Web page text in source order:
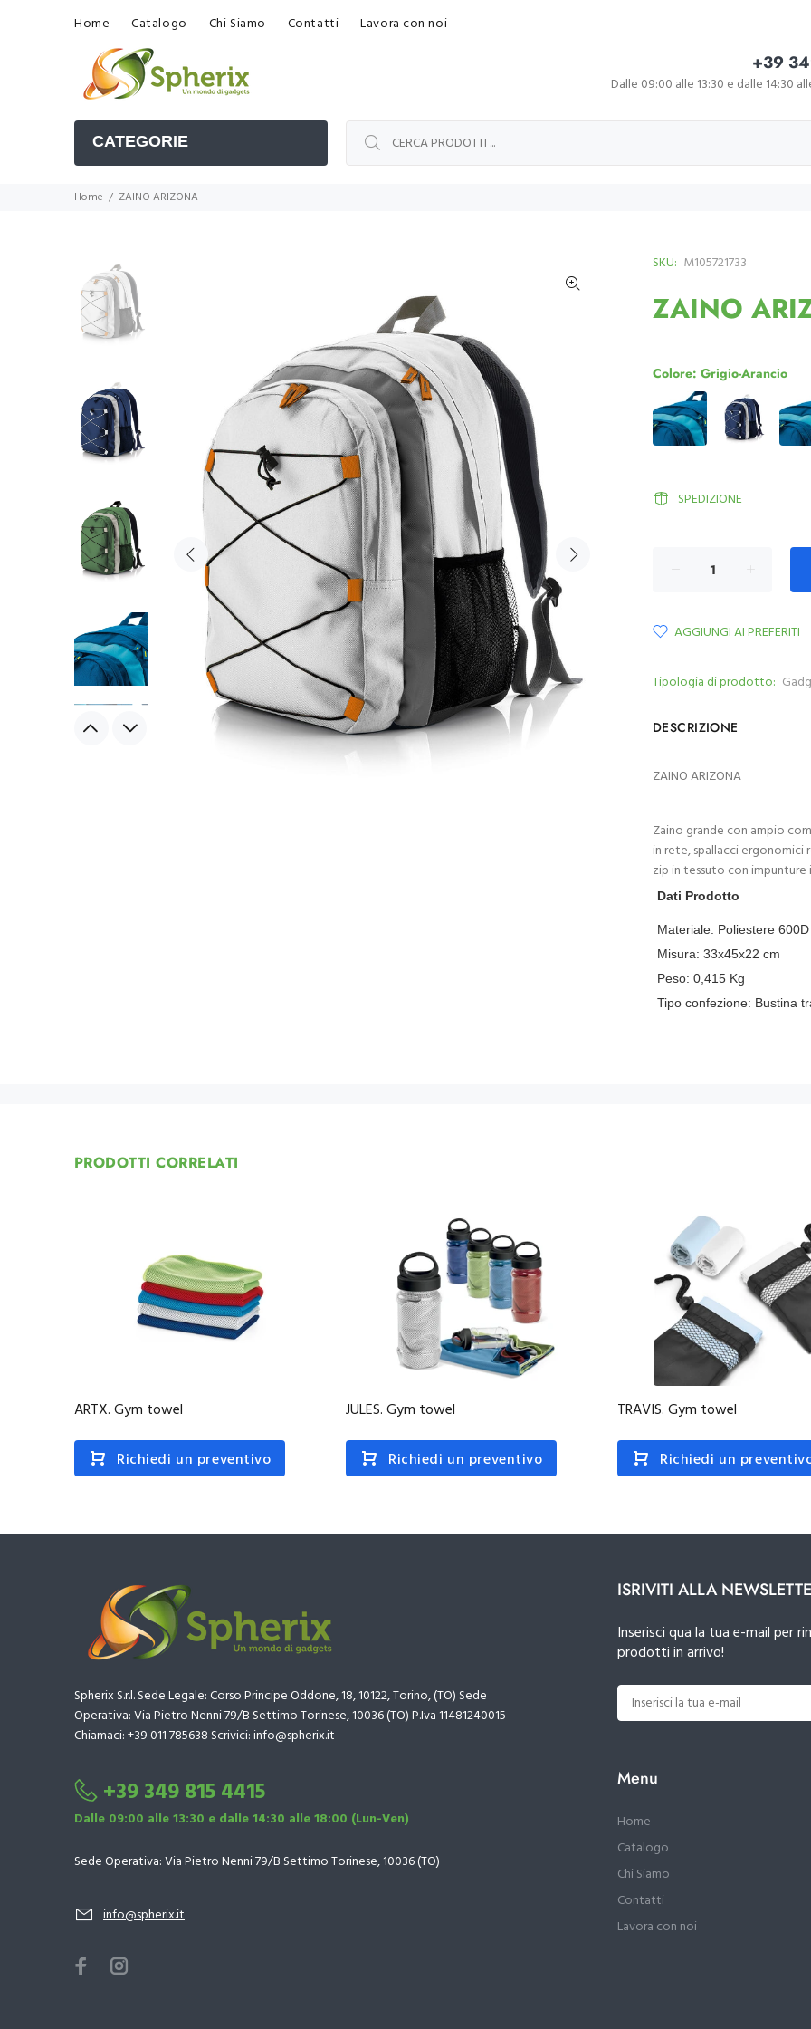
Home Catalogo Chi Siamo Contatti Lavora con noi
+39
Dalle 09:00 alle 13:30 e dalle 14:30
CATEGORIE
Home ZAINO ARIZONA
SKU: M105721733
ZAINO
Colore: Grigio-Arancio
SPEDIZIONE
AGGIUNGI AI PREFERITI
Tipologia di prodotto:
DESCRIZIONE
ZAINO ARIZONA
Zaino grande con ampio
in rete, spallacci
zip in tessuto con
Dati Prodotto
Materiale: Poliestere 600D
Misura: 33x45x22 cm
Peso: 0,415 Kg
Tipo confezione: Bustina
PRODOTTI CORRELATI
ARTX. Gym towel
Richiedi un preventivo
JULES. Gym towel
Richiedi un preventivo
TRAVIS. Gym towel
Richiedi un
Spherix S.r.l. Sede Legale: Corso Principe Oddone, 18, 10122, Torino, (TO) Sede
Operativa: Via Pietro Nenni 79/B Settimo Torinese, 10036 (TO) P.Iva 11481240015
Chiamaci: +39 011 785638 Scrivici: info@spherix.it
+39 349 815 4415
Dalle 09:00 alle 13:30 e dalle 14:30 alle 18:00 (Lun-Ven)
Sede Operativa: Via Pietro Nenni 79/B Settimo Torinese, 10036 (TO)
info@spherix.it
ISRIVITI ALLA
Inserisci qua la tua e-mail per
prodotti in arrivo!
Menu
Home
Catalogo
Chi Siamo
Contatti
Lavora con noi